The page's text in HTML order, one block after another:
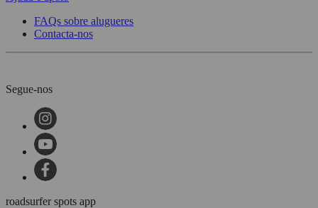
FAQs sobre alugueres
Contacta-nos
Segue-nos
roadsurfer spots app